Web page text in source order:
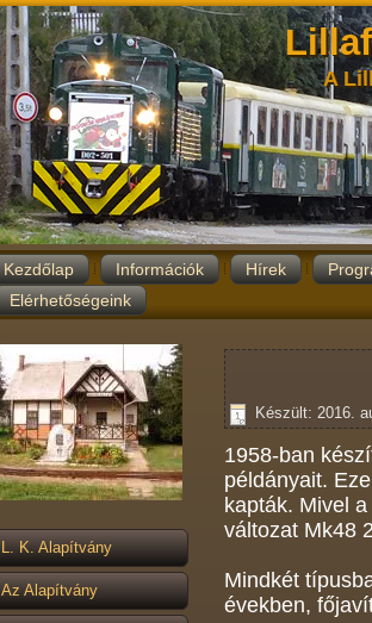
A
Kezdőlap Információk Hírek
Elérhetőségeink
L. K. Alapítvány
Az Alapítvány
Készült: 2016.
1958-ban
példányait.
kapták. Mivel
változat Mk48
Mindkét
években,